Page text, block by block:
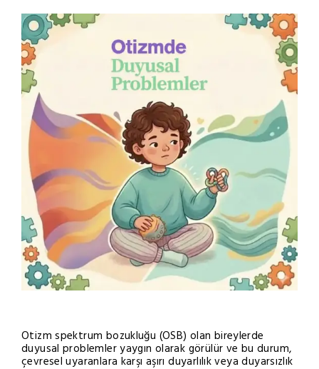
Otizm spektrum bozukluğu (OSB) olan bireylerde
duyusal problemler yaygın olarak görülür ve bu durum,
çevresel uyaranlara karşı aşırı duyarlılık veya duyarsızlık